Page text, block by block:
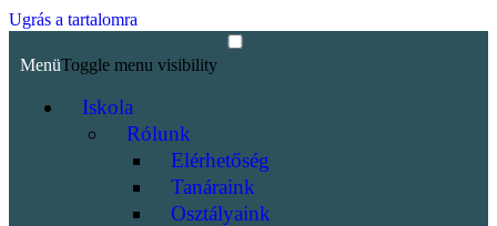
Ugrás a tartalomra
MenüToggle menu visibility
Iskola
Rólunk
Elérhetőség
Tanáraink
Osztályaink